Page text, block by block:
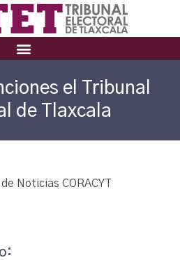
el Tribunal
de Tlaxcala
Noticias CORACYT